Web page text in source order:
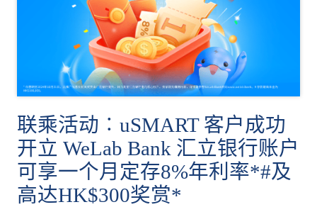
联乘活动︰uSMART 客户成功
开立 WeLab Bank 汇立银行账户
可享一个月定存8%年利率*#及
高达HK$300奖赏*